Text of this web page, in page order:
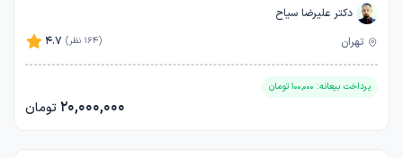
دکتر علیرضا سیاح
4.7
(164 نظر) تهران
پرداخت بیعانه: 100,000 تومان
20,000,000تومان